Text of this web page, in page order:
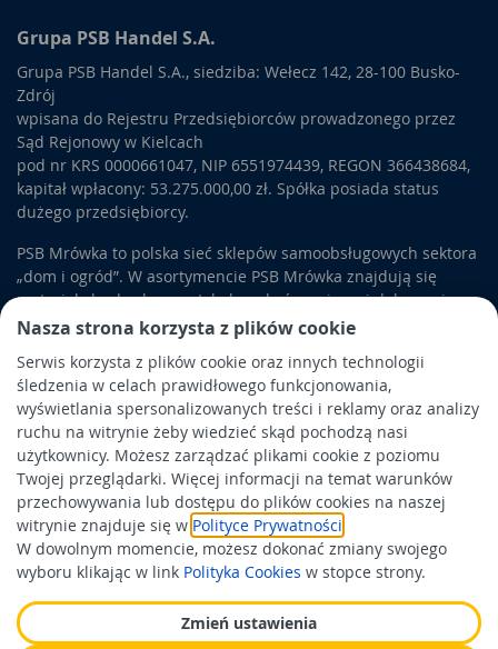
Nasza strona korzysta z plików cookie
Serwis korzysta z plików cookie oraz innych technologii
śledzenia w celach prawidłowego funkcjonowania,
wyświetlania spersonalizowanych treści i reklamy oraz analizy
ruchu na witrynie żeby wiedzieć skąd pochodzą nasi
użytkownicy. Możesz zarządzać plikami cookie z poziomu
Twojej przeglądarki. Więcej informacji na temat warunków
przechowywania lub dostępu do plików cookies na naszej
witrynie znajduje się w Polityce Prywatności
W dowolnym momencie, możesz dokonać zmiany swojego
wyboru klikając w link Polityka Cookies w stopce strony.
Zmień ustawienia
Grupa PSB Handel S.A.
Grupa PSB Handel S.A., siedziba: Wełecz 142, 28-100 Busko-
Zdrój
wpisana do Rejestru Przedsiębiorców prowadzonego przez
Sąd Rejonowy w Kielcach
pod nr KRS 0000661047, NIP 6551974439, REGON 366438684,
kapitał wpłacony: 53.275.000,00 zł. Spółka posiada status
dużego przedsiębiorcy.
PSB Mrówka to polska sieć sklepów samoobsługowych sektora
„dom i ogród”. W asortymencie PSB Mrówka znajdują się
materiały budowlane, artykuły wykończeniowe i dekoracyjne,
wyposażenie łazienek i kuchni, elektronarzędzia, a także
artykuły związane z ogrodem i otoczeniem domu.
Obowiązek informacyjny
Polityka prywatności
Polityka Cookies
Odbiór zużytego sprzętu
Wspierają nas: